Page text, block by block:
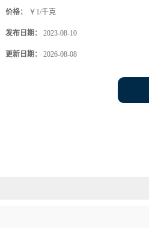
价格： ￥1/千克
发布日期： 2023-08-10
更新日期： 2026-08-08